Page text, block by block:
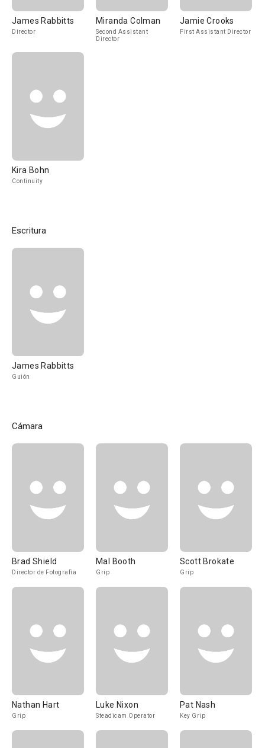
James Rabbitts
Director
Miranda Colman
Second Assistant
Director
Jamie Crooks
First Assistant Director
Kira Bohn
Continuity
Escritura
James Rabbitts
Guión
Cámara
Brad Shield
Director de Fotografía
Mal Booth
Grip
Scott Brokate
Grip
Nathan Hart
Grip
Luke Nixon
Steadicam Operator
Pat Nash
Key Grip